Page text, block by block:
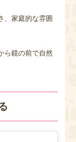
、家庭的な雰囲
ら鏡の前で自然